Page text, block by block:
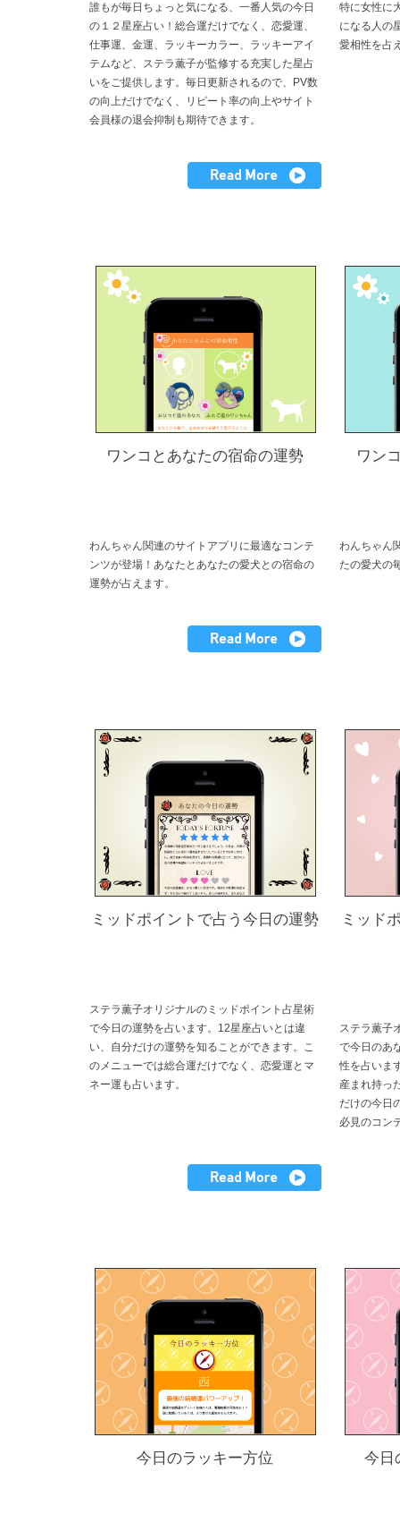
誰もが毎日ちょっと気になる、一番人気の今日
の１２星座占い！総合運だけでなく、恋愛運、
仕事運、金運、ラッキーカラー、ラッキーアイ
テムなど、ステラ薫子が監修する充実した星占
いをご提供します。毎日更新されるので、PV数
の向上だけでなく、リピート率の向上やサイト
会員様の退会抑制も期待できます。
特に女性に
になる人の
愛相性を占
ワンコとあなたの宿命の運勢
わんちゃん関連のサイトアプリに最適なコンテ
ンツが登場！あなたとあなたの愛犬との宿命の
運勢が占えます。
ワン
わんちゃん
たの愛犬の
ミッドポイントで占う今日の運勢
ステラ薫子オリジナルのミッドポイント占星術
で今日の運勢を占います。12星座占いとは違
い、自分だけの運勢を知ることができます。こ
のメニューでは総合運だけでなく、恋愛運とマ
ネー運も占います。
ミッド
ステラ薫子
で今日のあ
性を占いま
産まれ持っ
だけの今日
必見のコン
今日のラッキー方位 今日